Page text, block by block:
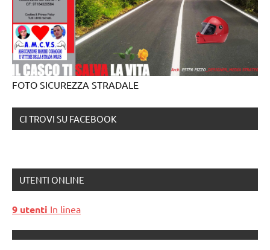
FOTO SICUREZZA STRADALE
CI TROVI SU FACEBOOK
UTENTI ONLINE
9 utenti In linea